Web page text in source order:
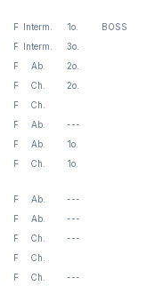
F Interm. 1o.
BOSS
F Interm.
3o.
F Ab.
2o.
F Ch.
2o.
F
Ch.
F Ab.
---
F Ab.
1o.
F Ch. 1o.
F Ab.
---
F Ab.
---
F Ch.
---
F
Ch.
F Ch. ---